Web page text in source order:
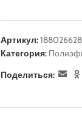
Артикул:188026628
Категория:
Поделиться: